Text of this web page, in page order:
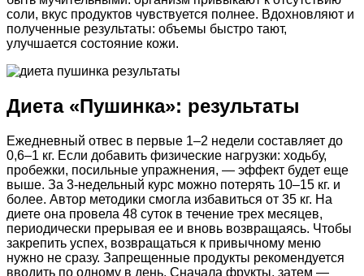
соли, вкус продуктов чувствуется полнее. Вдохновляют и
полученные результаты: объемы быстро тают,
улучшается состояние кожи.
Диета «Пушинка»: результаты
Ежедневный отвес в первые 1–2 недели составляет до
0,6–1 кг. Если добавить физические нагрузки: ходьбу,
пробежки, посильные упражнения, — эффект будет еще
выше. За 3-недельный курс можно потерять 10–15 кг. и
более. Автор методики смогла избавиться от 35 кг. На
диете она провела 48 суток в течение трех месяцев,
периодически прерывая ее и вновь возвращаясь. Чтобы
закрепить успех, возвращаться к привычному меню
нужно не сразу. Запрещенные продукты рекомендуется
вводить по одному в день. Сначала фрукты, затем —